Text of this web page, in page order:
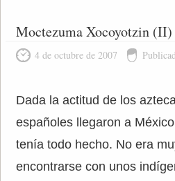
Moctezuma Xocoyotzin (II)
4 de octubre de 2007
Dada la actitud de los
españoles llegaron a
tenía todo hecho. No era
encontrarse con unos